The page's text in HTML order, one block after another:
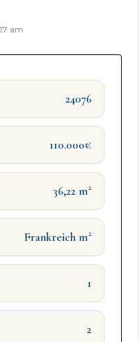
am
24076
110.000€
36,22 m²
Frankreich m²
1
2